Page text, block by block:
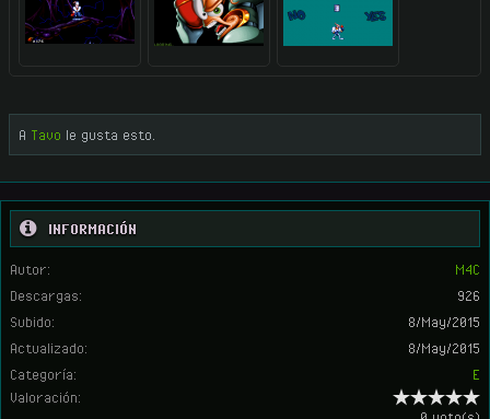
A Tavo le gusta esto.
INFORMACIÓN
Autor:
M4C
Descargas:
926
Subido:
8/May/2015
Actualizado:
8/May/2015
Categoría:
E
Valoración: